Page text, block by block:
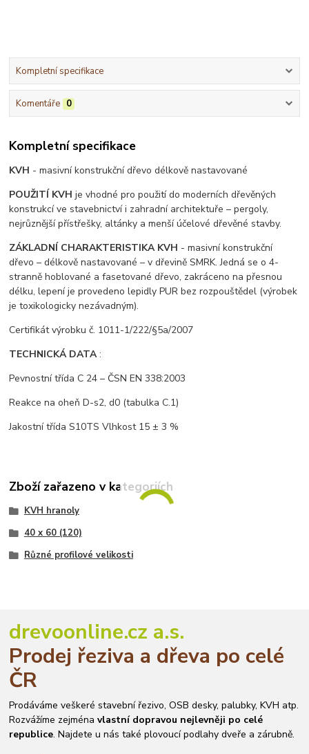
Kompletní specifikace
Komentáře 0
Kompletní specifikace
KVH - masivní konstrukční dřevo délkově nastavované
POUŽITÍ KVH je vhodné pro použití do moderních dřevěných
konstrukcí ve stavebnictví i zahradní architektuře – pergoly,
nejrůznější přístřešky, altánky a menší účelové dřevěné stavby.
ZÁKLADNÍ CHARAKTERISTIKA KVH - masivní konstrukční
dřevo – délkově nastavované – v dřevině SMRK. Jedná se o 4-
stranně hoblované a fasetované dřevo, zakráceno na přesnou
délku, lepení je provedeno lepidly PUR bez rozpouštědel (výrobek
je toxikologicky nezávadným).
Certifikát výrobku č. 1011-1/222/§5a/2007
TECHNICKÁ DATA:
Pevnostní třída C 24 – ČSN EN 338:2003
Reakce na oheň D-s2, d0 (tabulka C.1)
Jakostní třída S10TS Vlhkost 15 ± 3 %
Zboží zařazeno v kategoriích
KVH hranoly
40 x 60 (120)
Různé profilové velikosti
drevoonline.cz a.s.
Prodej řeziva a dřeva po celé
ČR
Prodáváme veškeré stavební řezivo, OSB desky, palubky, KVH atp.
Rozvážíme zejménavlastní dopravou nejlevněji po celé
republice. Najdete u nás také plovoucí podlahy dveře a zárubně.